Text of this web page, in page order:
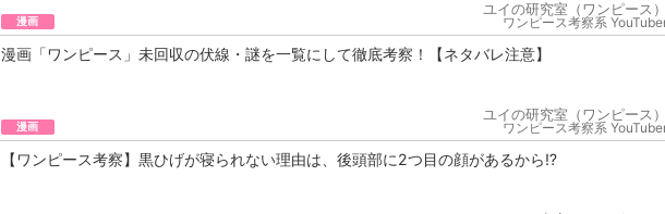
漫画
ユイの研究室（ワンピース）
ワンピース考察系
漫画「ワンピース」未回収の伏線・謎を一覧にして徹底考察！【ネタバレ注意】
漫画
ユイの研究室（ワンピース）
ワンピース考察系
【ワンピース考察】黒ひげが寝られない理由は、後頭部に2つ目の顔があるから⁉︎